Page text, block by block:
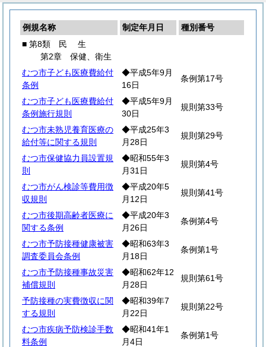
例規名称 制定年月日
種別番号
■ 第8類
民 生
第2章 保健、衛生
むつ市子ども医療費給付
条例
◆平成5年9月
16日
条例第17号
むつ市子ども医療費給付
条例施行規則
◆平成5年9月
30日
規則第33号
むつ市未熟児養育医療の
給付等に関する規則
◆平成25年3
月28日
規則第29号
むつ市保健協力員設置規
則
◆昭和55年3
月31日
規則第4号
むつ市がん検診等費用徴
収規則
◆平成20年5
月12日
規則第41号
むつ市後期高齢者医療に
関する条例
◆平成20年3
月26日
条例第4号
むつ市予防接種健康被害
調査委員会条例
◆昭和63年3
月18日
条例第1号
むつ市予防接種事故災害
補償規則
◆昭和62年12
月28日
規則第61号
予防接種の実費徴収に関
する規則
◆昭和39年7
月22日
規則第22号
むつ市疾病予防検診手数
料条例
◆昭和41年1
月4日
条例第1号